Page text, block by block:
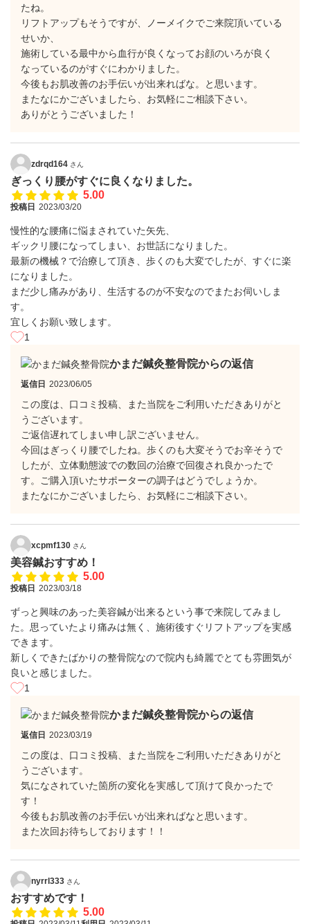
たね。
リフトアップもそうですが、ノーメイクでご来院頂いている
せいか、
施術している最中から血行が良くなってお顔のいろが良く
なっているのがすぐにわかりました。
今後もお肌改善のお手伝いが出来ればな。と思います。
またなにかございましたら、お気軽にご相談下さい。
ありがとうございました！
zdrqd164 さん
ぎっくり腰がすぐに良くなりました。
5.00
投稿日 2023/03/20
慢性的な腰痛に悩まされていた矢先、
ギックリ腰になってしまい、お世話になりました。
最新の機械？で治療して頂き、歩くのも大変でしたが、すぐに楽
になりました。
まだ少し痛みがあり、生活するのが不安なのでまたお伺いしま
す。
宜しくお願い致します。
1
かまだ鍼灸整骨院からの返信
返信日 2023/06/05
この度は、口コミ投稿、また当院をご利用いただきありがと
うございます。
ご返信遅れてしまい申し訳ございません。
今回はぎっくり腰でしたね。歩くのも大変そうでお辛そうで
したが、立体動態波での数回の治療で回復され良かったで
す。ご購入頂いたサポーターの調子はどうでしょうか。
またなにかございましたら、お気軽にご相談下さい。
xcpmf130 さん
美容鍼おすすめ！
5.00
投稿日 2023/03/18
ずっと興味のあった美容鍼が出来るという事で来院してみまし
た。思っていたより痛みは無く、施術後すぐリフトアップを実感
できます。
新しくできたばかりの整骨院なので院内も綺麗でとても雰囲気が
良いと感じました。
1
かまだ鍼灸整骨院からの返信
返信日 2023/03/19
この度は、口コミ投稿、また当院をご利用いただきありがと
うございます。
気になされていた箇所の変化を実感して頂けて良かったで
す！
今後もお肌改善のお手伝いが出来ればなと思います。
また次回お待ちしております！！
nyrrl333 さん
おすすめです！
5.00